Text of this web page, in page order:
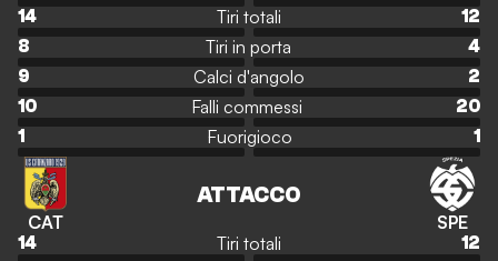
14
Tiri totali
12
8
Tiri in porta
4
9
Calci d'angolo
2
10
Falli commessi
20
1
Fuorigioco 1
CAT
ATTACCO
SPE
14 Tiri totali
12